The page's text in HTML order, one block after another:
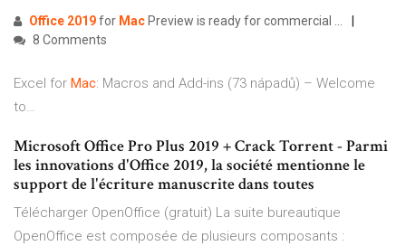
Office 2019for Mac Preview is ready for commercial ...
8 Comments
Excel for Mac: Macros and Add-ins (73 nápadů) – Welcome
to…
Microsoft Office Pro Plus 2019 + Crack Torrent - Parmi
les innovations d'Office 2019, la société mentionne le
support de l'écriture manuscrite dans toutes
Télécharger OpenOffice (gratuit) La suite bureautique
OpenOffice est composée de plusieurs composants :